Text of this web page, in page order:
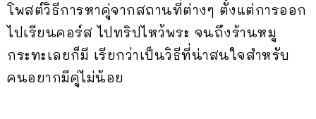
โพสต์วิธีการหาคู่จากสถานที่ต่างๆ ตั้งแต่การออก
ไปเรียนคอร์ส ไปทริปไหว้พระ จนถึงร้านหมู
กระทะเลยก็มี เรียกว่าเป็นวิธีที่น่าสนใจสำหรับ
คนอยากมีคู่ไม่น้อย